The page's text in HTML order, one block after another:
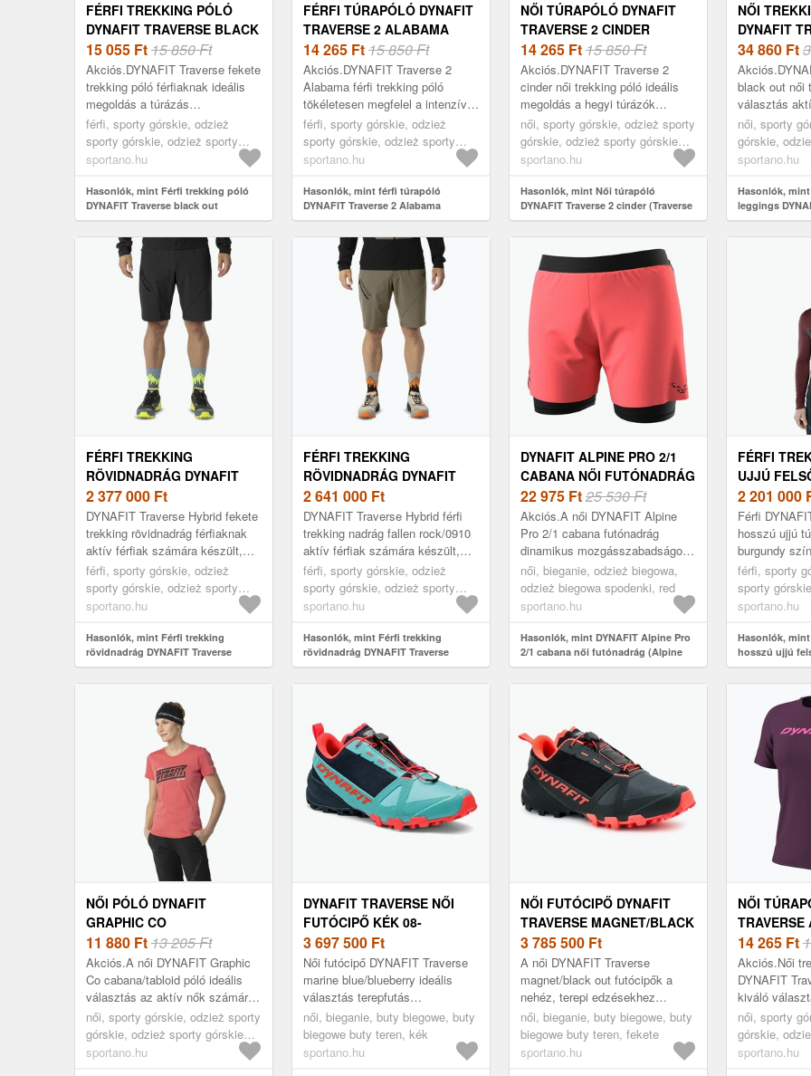
FÉRFI TREKKING PÓLÓ
DYNAFIT TRAVERSE BLACK
OUT (TRAVERSE 08-
0000072054)
15 055 Ft15 850 Ft
Akciós.DYNAFIT Traverse fekete
trekking póló férfiaknak ideális
megoldás a túrázás
szerelmeseinek, akik a
kényelmet és a funkcionalitást
értékelik. Poliés...
férfi, sporty górskie, odzież
sporty górskie, odzież sporty
górskie koszulka, fekete
sportano.hu
Hasonlók, mint Férfi trekking póló
DYNAFIT Traverse black out
(Traverse 08-0000072054)
FÉRFI TÚRAPÓLÓ DYNAFIT
TRAVERSE 2 ALABAMA
(TRAVERSE 2 08-
0000070670)
14 265 Ft15 850 Ft
Akciós.DYNAFIT Traverse 2
Alabama férfi trekking póló
tökéletesen megfelel a intenzív
szabadtéri tevékenységek során,
biztosítva a kényelmet és a
funkcion...
férfi, sporty górskie, odzież
sporty górskie, odzież sporty
górskie koszulka, narancs
sportano.hu
Hasonlók, mint férfi túrapóló
DYNAFIT Traverse 2 Alabama
(Traverse 2 08-0000070670)
NŐI TÚRAPÓLÓ DYNAFIT
TRAVERSE 2 CINDER
(TRAVERSE 2 08-
0000070671)
14 265 Ft15 850 Ft
Akciós.DYNAFIT Traverse 2
cinder női trekking póló ideális
megoldás a hegyi túrázók
számára, akik a kényelmet és a
funkcionalitást értékelik. Teljes
mérté...
női, sporty górskie, odzież sporty
górskie, odzież sporty górskie
koszulka, szürke
sportano.hu
Hasonlók, mint Női túrapóló
DYNAFIT Traverse 2 cinder (Traverse
2 08-0000070671)
NŐI
DYNAFIT
HYBRID
34 860 Ft
black out női
választás
akik
keresnek
női, sporty
górskie,
spodenki,
sportano.hu
Hasonlók,
leggings
black out
0000072064)
FÉRFI TREKKING
RÖVIDNADRÁG DYNAFIT
TRAVERSE HYBRID BLACK
OUT (TRAVERSE HYBRID
08-0000072060)
2 377 000 Ft
DYNAFIT Traverse Hybrid fekete
trekking rövidnadrág férfiaknak
aktív férfiak számára készült,
akik értékelik a kényelmet és a
funkcionalitást túráz...
férfi, sporty górskie, odzież
sporty górskie, odzież sporty
górskie spodenki, fekete
sportano.hu
Hasonlók, mint Férfi trekking
rövidnadrág DYNAFIT Traverse
Hybrid black out (Traverse Hybrid
08-0000072060)
FÉRFI TREKKING
RÖVIDNADRÁG DYNAFIT
TRAVERSE HYBRID FALLEN
ROCK/0910 (TRAVERSE
HYBRID 08-0000072060)
2 641 000 Ft
DYNAFIT Traverse Hybrid férfi
trekking nadrág fallen rock/0910
aktív férfiak számára készült,
akik értékelik a kényelmet és a
funkcionalitást a heg...
férfi, sporty górskie, odzież
sporty górskie, odzież sporty
górskie spodenki, barna
sportano.hu
Hasonlók, mint Férfi trekking
rövidnadrág DYNAFIT Traverse
Hybrid fallen rock/0910 (Traverse
Hybrid 08-0000072060)
DYNAFIT ALPINE PRO 2/1
CABANA NŐI FUTÓNADRÁG
(ALPINE PRO 2/1 08-
0000071644)
22 975 Ft25 530 Ft
Akciós.A női DYNAFIT Alpine
Pro 2/1 cabana futónadrág
dinamikus mozgásszabadságot
és hatékony támogatást biztosít
intenzív futóedzések során. A
modellt a ...
női, bieganie, odzież biegowa,
odzież biegowa spodenki, red
sportano.hu
Hasonlók, mint DYNAFIT Alpine Pro
2/1 cabana női futónadrág (Alpine
Pro 2/1 08-0000071644)
FÉRFI
UJJÚ
TRAVERSE
2 201 000
Férfi
hosszú ujjú
burgundy
választás a
kény...
férfi, sporty
sporty
górskie
sportano.hu
Hasonlók,
hosszú ujjú
S-Tech
S-Tech 08-
NŐI PÓLÓ DYNAFIT
GRAPHIC CO
CABANA/TABLOID
(GRAPHIC CO 08-
0000070999)
11 880 Ft13 205 Ft
Akciós.A női DYNAFIT Graphic
Co cabana/tabloid póló ideális
választás az aktív nők számára,
akik a kényelemre törekednek
túrázásaik során. Organikus
pamut...
női, sporty górskie, odzież sporty
górskie, odzież sporty górskie
koszulka, rózsaszín
sportano.hu
DYNAFIT TRAVERSE NŐI
FUTÓCIPŐ KÉK 08-
0000064079 (TRAVERSE 08-
0000064079)
3 697 500 Ft
Női futócipő DYNAFIT Traverse
marine blue/blueberry ideális
választás terepfutás
szerelmeseinek. Az optimális
kényelem érdekében tervezett
felsőrés...
női, bieganie, buty biegowe, buty
biegowe buty teren, kék
sportano.hu
NŐI FUTÓCIPŐ DYNAFIT
TRAVERSE MAGNET/BLACK
OUT (TRAVERSE 08-
0000064079)
3 785 500 Ft
A női DYNAFIT Traverse
magnet/black out futócipők a
nehéz, terepi edzésekhez
készültek. Azoknak a futóknak
szánták, akik a párnázottság,
tapadás és...
női, bieganie, buty biegowe, buty
biegowe buty teren, fekete
sportano.hu
NŐI
TRAVERSE
14 265 Ft
Akciós.Női
DYNAFIT
kiváló
számára,
túrázáshoz
keresnek. A
női, sporty
górskie,
koszulka, lila
sportano.hu